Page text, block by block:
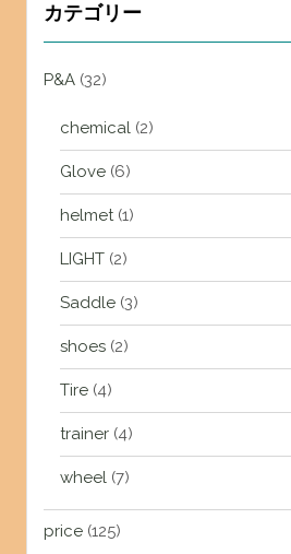
カテゴリー
P&A(32)
chemical(2)
Glove(6)
helmet(1)
LIGHT(2)
Saddle(3)
shoes(2)
Tire(4)
trainer(4)
wheel(7)
price(125)